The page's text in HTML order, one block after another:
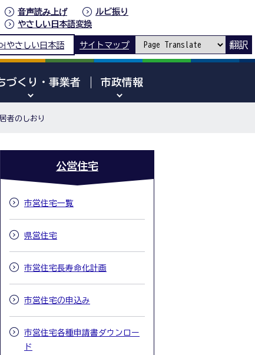
音声読み上げ
ルビ振り
やさしい日本語変換
やさしい日本語 サイトマップ 翻訳
づくり・事業者 市政情報
者のしおり
公営住宅
市営住宅一覧
県営住宅
市営住宅長寿命化計画
市営住宅の申込み
市営住宅各種申請書ダウンロー
ド